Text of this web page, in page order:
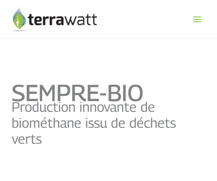
contenu
SEMPRE-BIO
Production innovante de
biométhane issu de déchets
verts